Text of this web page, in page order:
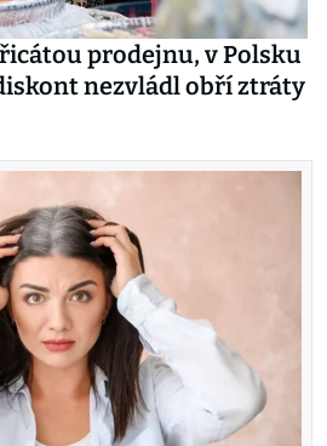
prodejnu, v Polsku
nezvládl obří ztráty